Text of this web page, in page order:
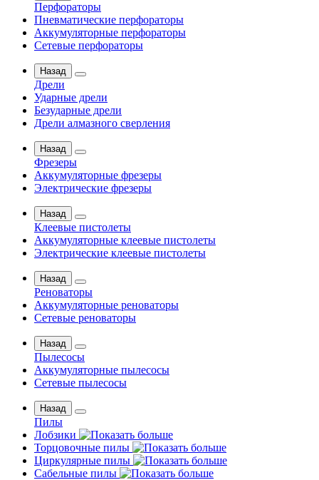
Перфораторы
Пневматические перфораторы
Аккумуляторные перфораторы
Сетевые перфораторы
Назад
Дрели
Ударные дрели
Безударные дрели
Дрели алмазного сверления
Назад
Фрезеры
Аккумуляторные фрезеры
Электрические фрезеры
Назад
Клеевые пистолеты
Аккумуляторные клеевые пистолеты
Электрические клеевые пистолеты
Назад
Реноваторы
Аккумуляторные реноваторы
Сетевые реноваторы
Назад
Пылесосы
Аккумуляторные пылесосы
Сетевые пылесосы
Назад
Пилы
Лобзики
Торцовочные пилы
Циркулярные пилы
Сабельные пилы